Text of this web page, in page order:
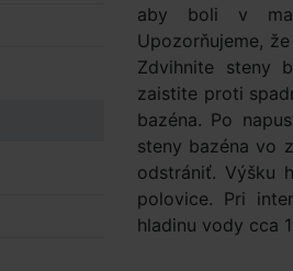
aby boli v
Upozorňujeme,
Zdvihnite steny
zaistite proti
bazéna. Po
steny bazéna vo
odstrániť. Výšku
polovice. Pri
hladinu vody cca